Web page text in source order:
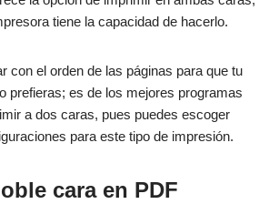
tiene la capacidad de hacerlo.
con el orden de las páginas para que tu
prefieras; es de los mejores programas
a dos caras, pues puedes escoger
para este tipo de impresión.
cara en PDF